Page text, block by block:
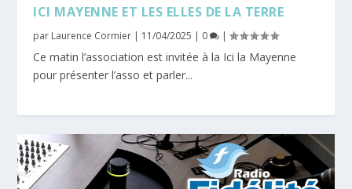
ICI MAYENNE ET LES ELLES DE LA TERRE
par Laurence Cormier | 11/04/2025 | 0 |
Ce matin l’association est invitée à la Ici la Mayenne
pour présenter l’asso et parler...